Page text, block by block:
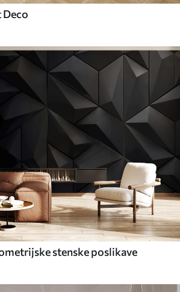
stenske poslikave